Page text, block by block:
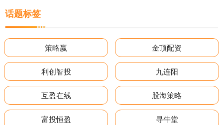
话题标签
策略赢 金顶配资
利创智投 九连阳
互盈在线 股海策略
富投恒盈 寻牛堂